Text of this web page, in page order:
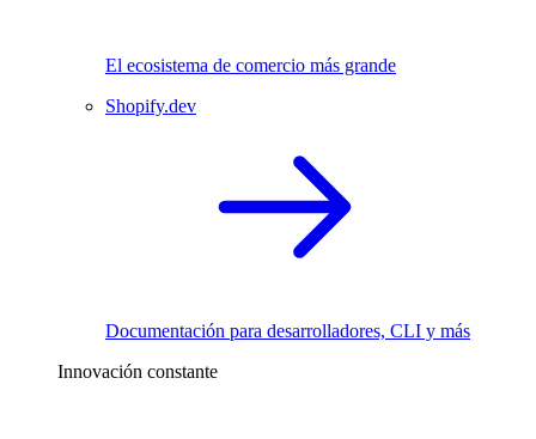
El ecosistema de comercio más grande
Shopify.dev
Documentación para desarrolladores, CLI y más
Innovación constante